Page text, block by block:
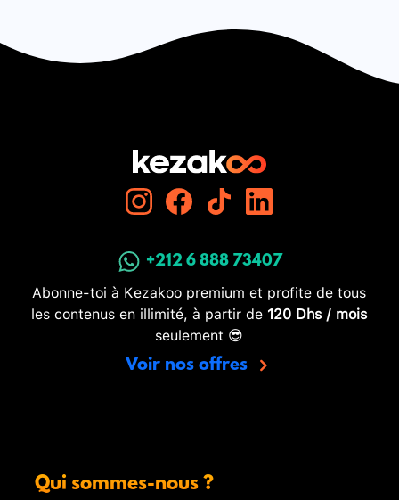
+212 6 888 73407
Abonne-toi à Kezakoo premium et profite de tous
les contenus en illimité, à partir de 120 Dhs / mois
seulement 😎
Voir nos offres
Qui sommes-nous ?